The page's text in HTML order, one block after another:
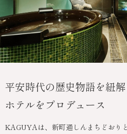
平安時代の歴史物語を紐
ホテルをプロデュース
KAGUYAは、新町通しんまちどおり